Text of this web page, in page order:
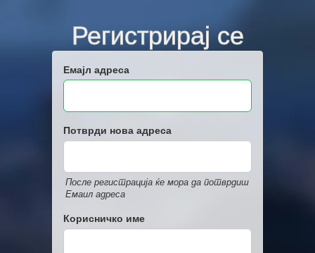
Регистрирај се
Емајл адреса
Потврди нова адреса
После регистрација ќе мора да потврдиш
Емаил адреса
Корисничко име